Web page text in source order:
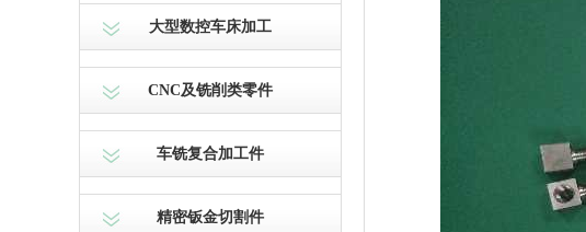
大型数控车床加工
CNC及铣削类零件
车铣复合加工件
精密钣金切割件